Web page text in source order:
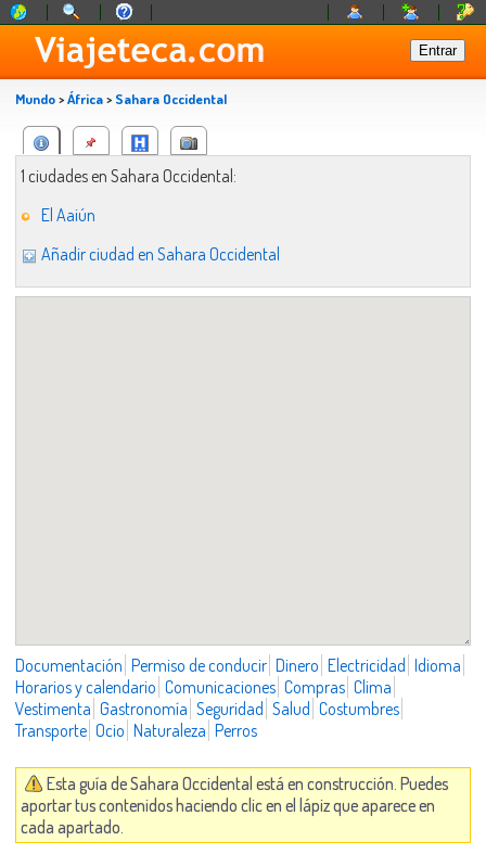
Mundo>África> Sahara Occidental
1 ciudades en Sahara Occidental:
El Aaiún
Añadir ciudad en Sahara Occidental
Documentación Permiso de conducir Dinero Electricidad Idioma
Horarios y calendario Comunicaciones Compras Clima
Vestimenta Gastronomía Seguridad Salud Costumbres
Transporte Ocio Naturaleza Perros
Esta guía de Sahara Occidental está en construcción. Puedes
aportar tus contenidos haciendo clic en el lápiz que aparece en
cada apartado.